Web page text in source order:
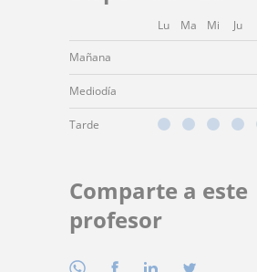
Lu Ma Mi Ju
Mañana
Mediodía
Tarde
Comparte a este
profesor